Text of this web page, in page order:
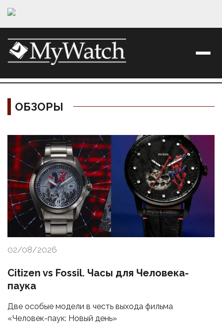
ОБЗОРЫ
Материалы
02/08/2026
Citizen vs Fossil. Часы для Человека-
паука
Две особые модели в честь выхода фильма
«Человек-паук: Новый день»